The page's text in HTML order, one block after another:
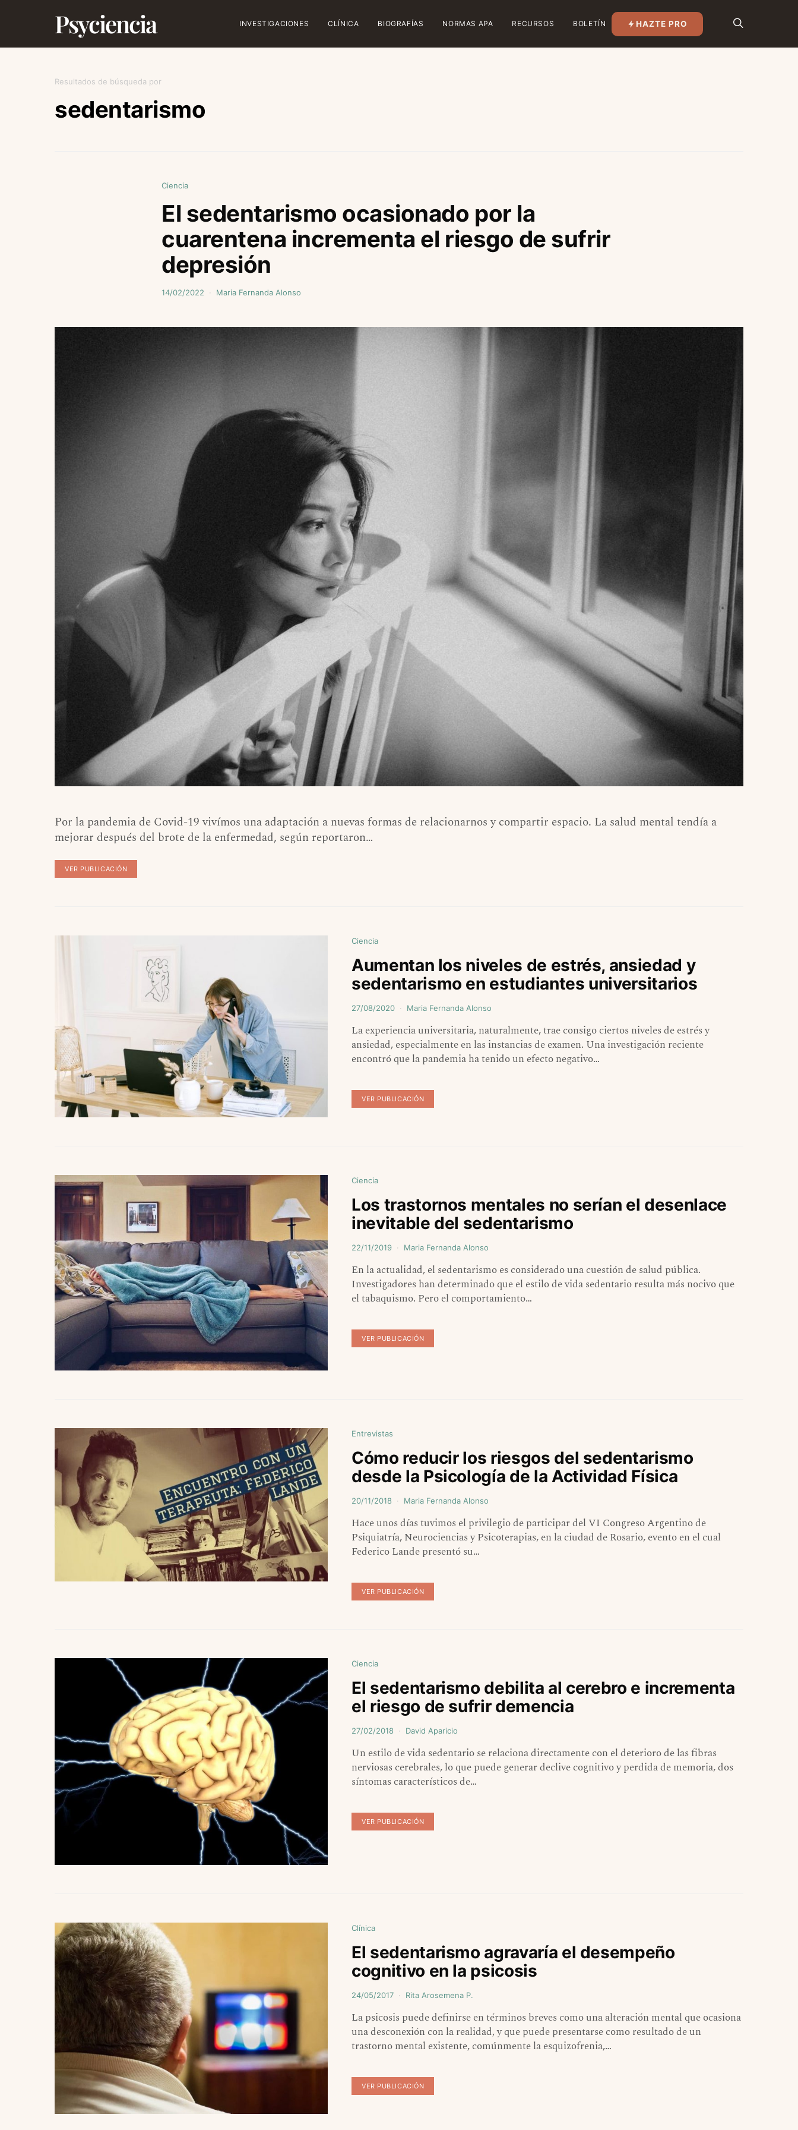
Psyciencia INVESTIGACIONES CLÍNICA BIOGRAFÍAS NORMAS APA RECURSOS BOLETÍN HAZTE PRO
Resultados de búsqueda por
sedentarismo
Ciencia
El sedentarismo ocasionado por la
cuarentena incrementa el riesgo de sufrir
depresión
14/02/2022 Maria Fernanda Alonso
Por la pandemia de Covid-19 vivímos una adaptación a nuevas formas de relacionarnos y compartir espacio. La salud mental tendía a
mejorar después del brote de la enfermedad, según reportaron…
VER PUBLICACIÓN
Ciencia
Aumentan los niveles de estrés, ansiedad y
sedentarismo en estudiantes universitarios
27/08/2020 Maria Fernanda Alonso
La experiencia universitaria, naturalmente, trae consigo ciertos niveles de estrés y
ansiedad, especialmente en las instancias de examen. Una investigación reciente
encontró que la pandemia ha tenido un efecto negativo…
VER PUBLICACIÓN
Ciencia
Los trastornos mentales no serían el desenlace
inevitable del sedentarismo
22/11/2019 Maria Fernanda Alonso
En la actualidad, el sedentarismo es considerado una cuestión de salud pública.
Investigadores han determinado que el estilo de vida sedentario resulta más nocivo que
el tabaquismo. Pero el comportamiento…
VER PUBLICACIÓN
Entrevistas
Cómo reducir los riesgos del sedentarismo
desde la Psicología de la Actividad Física
20/11/2018 Maria Fernanda Alonso
Hace unos días tuvimos el privilegio de participar del VI Congreso Argentino de
Psiquiatría, Neurociencias y Psicoterapias, en la ciudad de Rosario, evento en el cual
Federico Lande presentó su…
VER PUBLICACIÓN
Ciencia
El sedentarismo debilita al cerebro e incrementa
el riesgo de sufrir demencia
27/02/2018 David Aparicio
Un estilo de vida sedentario se relaciona directamente con el deterioro de las fibras
nerviosas cerebrales, lo que puede generar declive cognitivo y perdida de memoria, dos
síntomas característicos de…
VER PUBLICACIÓN
Clínica
El sedentarismo agravaría el desempeño
cognitivo en la psicosis
24/05/2017 Rita Arosemena P.
La psicosis puede definirse en términos breves como una alteración mental que ocasiona
una desconexión con la realidad, y que puede presentarse como resultado de un
trastorno mental existente, comúnmente la esquizofrenia,…
VER PUBLICACIÓN